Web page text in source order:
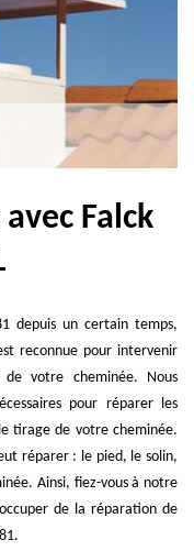
Falck
depuis un certain temps,
reconnue pour intervenir
votre cheminée. Nous
pour réparer les
tirage de votre cheminée.
réparer : le pied, le solin,
Ainsi, fiez-vous à notre
de la réparation de